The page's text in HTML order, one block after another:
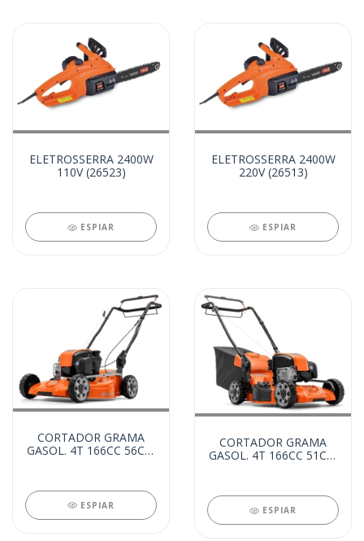
ELETROSSERRA 2400W
110V (26523)
ESPIAR
ELETROSSERRA 2400W
220V (26513)
ESPIAR
CORTADOR GRAMA
GASOL. 4T 166CC 56CM
ESPIAR
CORTADOR GRAMA
GASOL. 4T 166CC 51CM
ESPIAR